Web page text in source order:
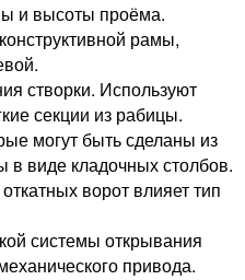
и высоты проёма.
рамы,
створки. Используют
секции из рабицы.
могут быть сделаны из
виде кладочных столбов.
ворот влияет тип
системы открывания
привода.